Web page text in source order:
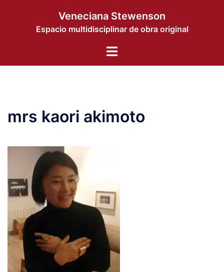
contenido
Veneciana Stewenson
Espacio multidisciplinar de obra original
Alternar
mrs kaori akimoto